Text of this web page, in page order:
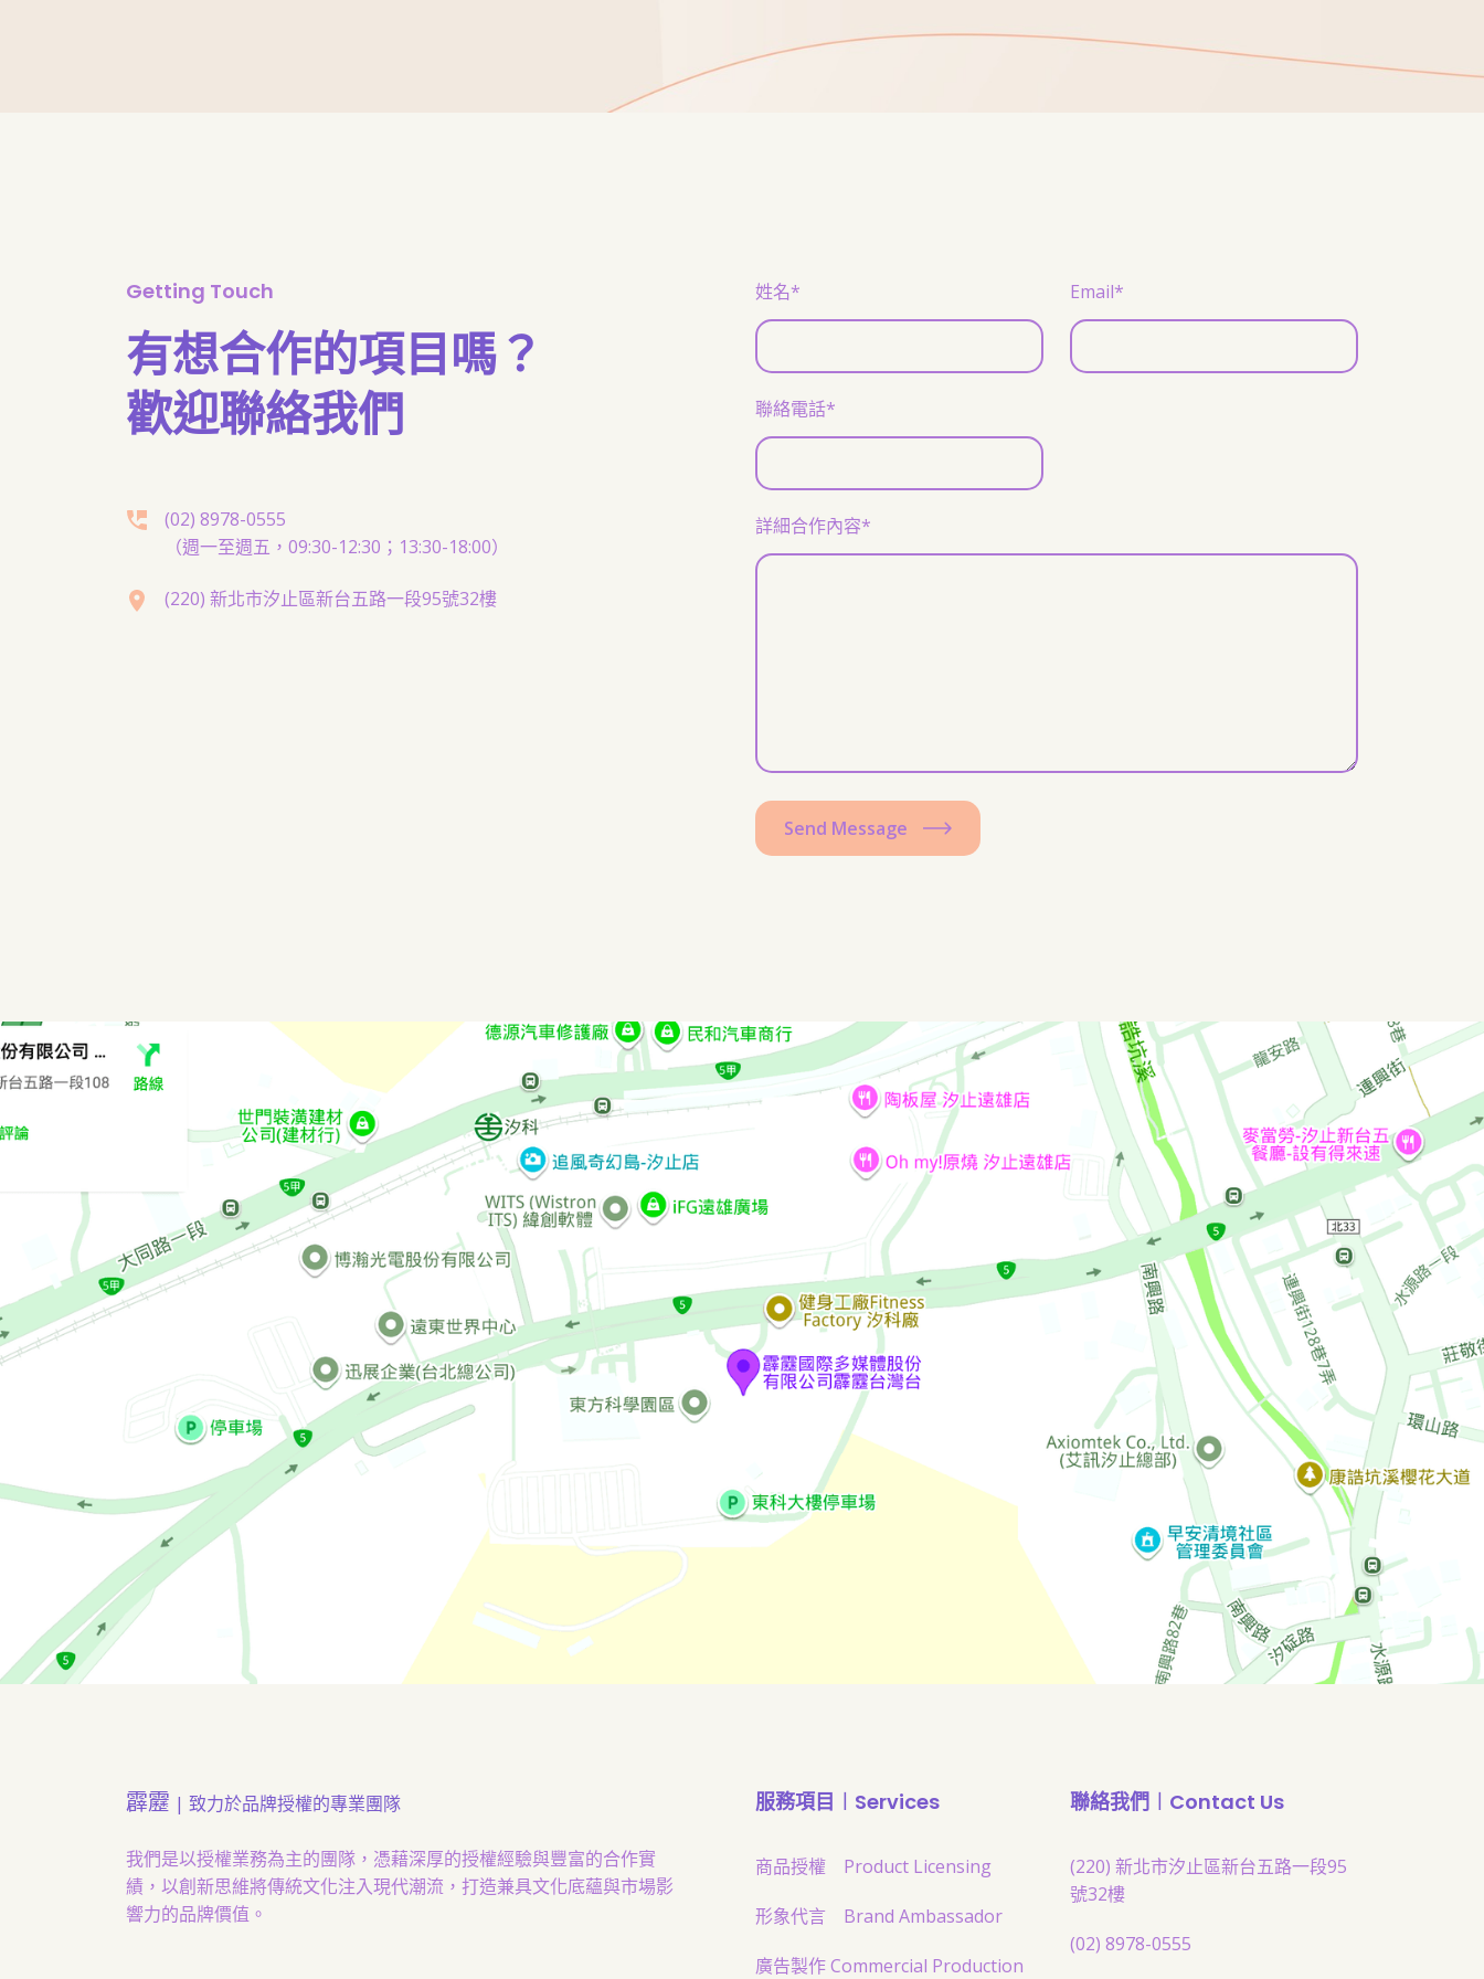
Getting Touch
有想合作的項目嗎？
歡迎聯絡我們
(02) 8978-0555
（週一至週五，09:30-12:30；13:30-18:00）
(220) 新北市汐止區新台五路一段95號32樓
姓名* Email*
聯絡電話*
詳細合作內容*
Send Message
霹靂 | 致力於品牌授權的專業團隊
我們是以授權業務為主的團隊，憑藉深厚的授權經驗與豐富的合作實
績，以創新思維將傳統文化注入現代潮流，打造兼具文化底蘊與市場影
響力的品牌價值。
服務項目︱Services
商品授權 Product Licensing
形象代言 Brand Ambassador
廣告製作 Commercial Production
聯絡我們︱Contact Us
(220) 新北市汐止區新台五路一段95
號32樓
(02) 8978-0555